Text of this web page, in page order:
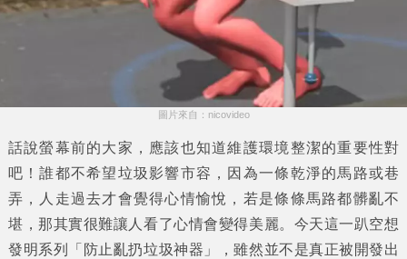
圖片來自：nicovideo
話說螢幕前的大家，應該也知道維護環境整潔的重要性對
吧！誰都不希望垃圾影響市容，因為一條乾淨的馬路或巷
弄，人走過去才會覺得心情愉悅，若是條條馬路都髒亂不
堪，那其實很難讓人看了心情會變得美麗。今天這一趴空想
發明系列「 防止亂扔垃圾神器 」，雖然並不是真正被開發出